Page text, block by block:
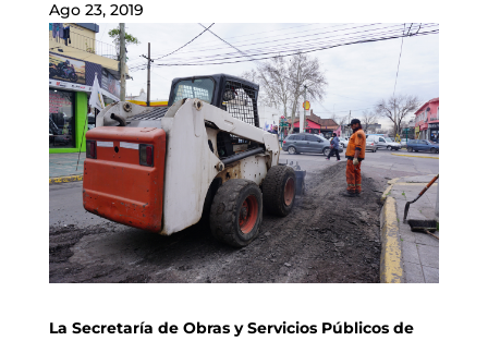
Ago 23, 2019
La Secretaría de Obras y Servicios Públicos de